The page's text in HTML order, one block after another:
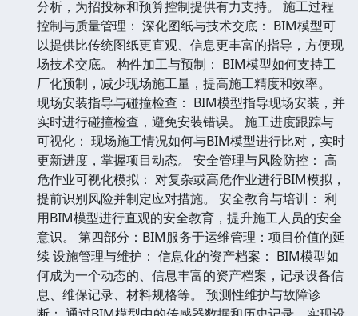
分析，为招投标和预算控制提供有力支持。 施工过程
控制与质量管理： 深化图纸与技术交底： BIM模型可
以提供比传统图纸更直观、信息更丰富的指导，方便现
场技术交底。 构件加工与预制： BIM模型如何支持工
厂化预制，减少现场施工量，提高施工精度和效率。
现场安装指导与碰撞检查： BIM模型指导现场安装，并
实时进行碰撞检查，避免安装错误。 施工进度跟踪与
可视化： 现场施工情况如何与BIM模型进行比对，实时
更新进度，掌握项目动态。 安全管理与风险防控： 高
危作业可视化模拟： 对复杂或高危作业进行BIM模拟，
提前识别风险并制定应对措施。 安全教育与培训： 利
用BIM模型进行直观的安全教育，提升施工人员的安全
意识。 第四部分：BIM服务于运维管理：项目价值的延
续 设施管理与维护： 信息化的资产档案： BIM模型如
何成为一个动态的、信息丰富的资产档案，记录设备信
息、维保记录、材料规格等。 预测性维护与故障诊